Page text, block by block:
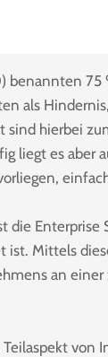
75
als
hierbei
liegt es aber
die Enterprise
Mittels
an
von